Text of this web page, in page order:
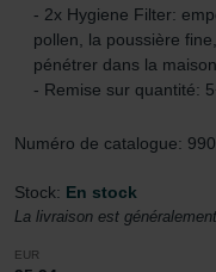
- 2x Hygiene Filter:
pollen, la poussière
pénétrer dans la maison
- Remise sur quantité:
Numéro de catalogue:
Stock: En stock
La livraison est
EUR